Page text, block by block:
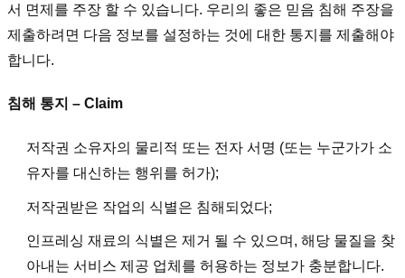
서 면제를 주장 할 수 있습니다. 우리의 좋은 믿음 침해 주장을
제출하려면 다음 정보를 설정하는 것에 대한 통지를 제출해야
합니다.
침해 통지 – Claim
저작권 소유자의 물리적 또는 전자 서명 (또는 누군가가 소
유자를 대신하는 행위를 허가);
저작권받은 작업의 식별은 침해되었다;
인프레싱 재료의 식별은 제거 될 수 있으며, 해당 물질을 찾
아내는 서비스 제공 업체를 허용하는 정보가 충분합니다.